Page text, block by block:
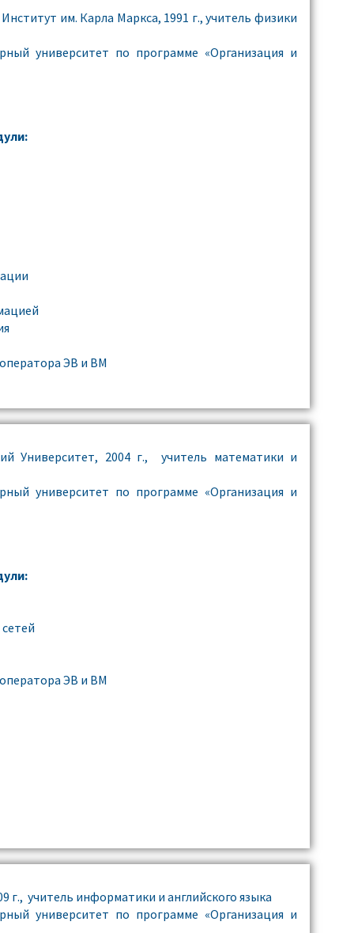
им. Карла Маркса, 1991 г., учитель физики
университет по программе «Организация и
ЭВ и ВМ
Университет, 2004 г., учитель математики и
университет по программе «Организация и
ЭВ и ВМ
г., учитель информатики и английского языка
университет по программе «Организация и